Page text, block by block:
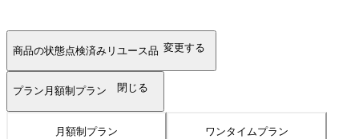
商品の状態点検済みリユース品 変更する
プラン 月額制プラン 閉じる
月額制プラン ワンタイムプラン